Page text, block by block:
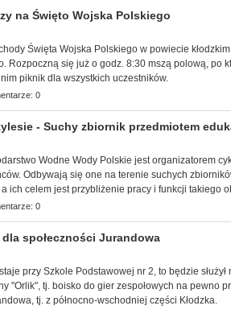
na Święto Wojska Polskiego
Święta Wojska Polskiego w powiecie
Rozpoczną się już o godz. 8:30 mszą polową, po
piknik dla wszystkich uczestników.
0
- Suchy zbiornik przedmiotem
Wodne Wody Polskie jest organizatorem
Odbywają się one na terenie suchych
ich celem jest przybliżenie pracy i funkcji takiego
0
dla społeczności Jurandowa
przy Szkole Podstawowej nr 2, to będzie służył
"Orlik", tj. boisko do gier zespołowych na pewno
tj. z północno-wschodniej części Kłodzka.